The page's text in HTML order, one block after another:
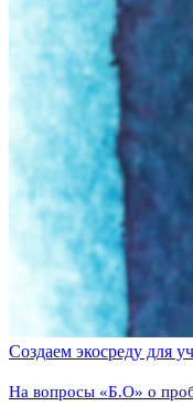
Создаем экосреду для
На вопросы «Б.О» о